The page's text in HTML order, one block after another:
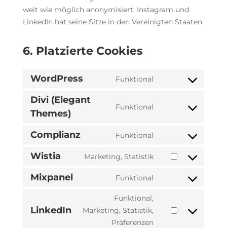
weit wie möglich anonymisiert. Instagram und
LinkedIn hat seine Sitze in den Vereinigten Staaten
6. Platzierte Cookies
WordPress Funktional
Divi (Elegant
Themes)
Funktional
(elegant-
Complianz Funktional
complianz
Wistia Marketing, Statistik
Consent
Mixpanel Funktional
service
LinkedIn
Funktional,
Marketing, Statistik,
Präferenzen
Consent